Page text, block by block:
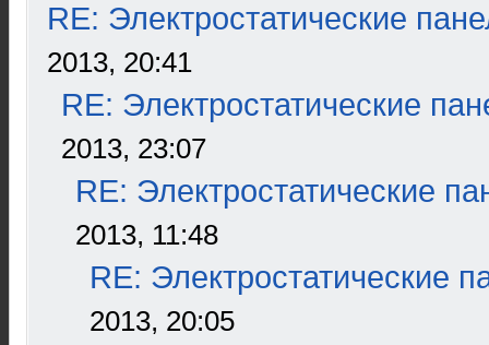
RE: Электростатические
2013, 20:41
RE: Электростатические
2013, 23:07
RE: Электростатические
2013, 11:48
RE: Электростатические
2013, 20:05